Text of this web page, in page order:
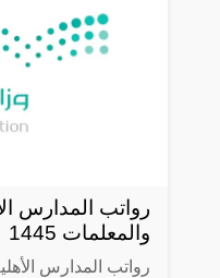
رواتب المدارس
والمعلمات 1445
رواتب المدارس